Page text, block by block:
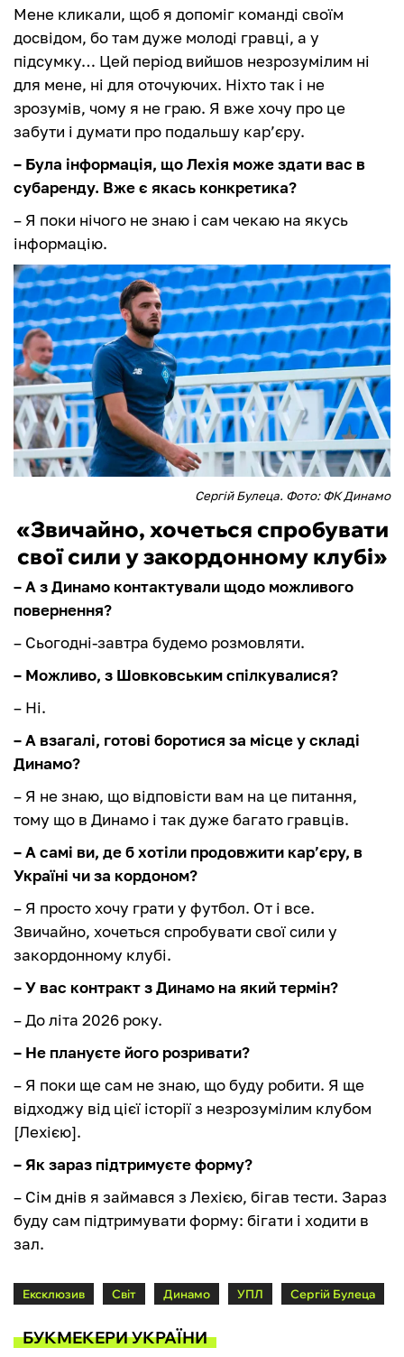
Мене кликали, щоб я допоміг команді своїм
досвідом, бо там дуже молоді гравці, а у
підсумку… Цей період вийшов незрозумілим ні
для мене, ні для оточуючих. Ніхто так і не
зрозумів, чому я не граю. Я вже хочу про це
забути і думати про подальшу кар’єру.
– Була інформація, що Лехія може здати вас в
субаренду. Вже є якась конкретика?
– Я поки нічого не знаю і сам чекаю на якусь
інформацію.
Сергій Булеца. Фото: ФК Динамо
«Звичайно, хочеться спробувати
свої сили у закордонному клубі»
– А з Динамо контактували щодо можливого
повернення?
– Сьогодні-завтра будемо розмовляти.
– Можливо, з Шовковським спілкувалися?
– Ні.
– А взагалі, готові боротися за місце у складі
Динамо?
– Я не знаю, що відповісти вам на це питання,
тому що в Динамо і так дуже багато гравців.
– А самі ви, де б хотіли продовжити кар’єру, в
Україні чи за кордоном?
– Я просто хочу грати у футбол. От і все.
Звичайно, хочеться спробувати свої сили у
закордонному клубі.
– У вас контракт з Динамо на який термін?
– До літа 2026 року.
– Не плануєте його розривати?
– Я поки ще сам не знаю, що буду робити. Я ще
відходжу від цієї історії з незрозумілим клубом
[Лехією].
– Як зараз підтримуєте форму?
– Сім днів я займався з Лехією, бігав тести. Зараз
буду сам підтримувати форму: бігати і ходити в
зал.
Ексклюзив Світ Динамо УПЛ Сергій Булеца
БУКМЕКЕРИ УКРАЇНИ